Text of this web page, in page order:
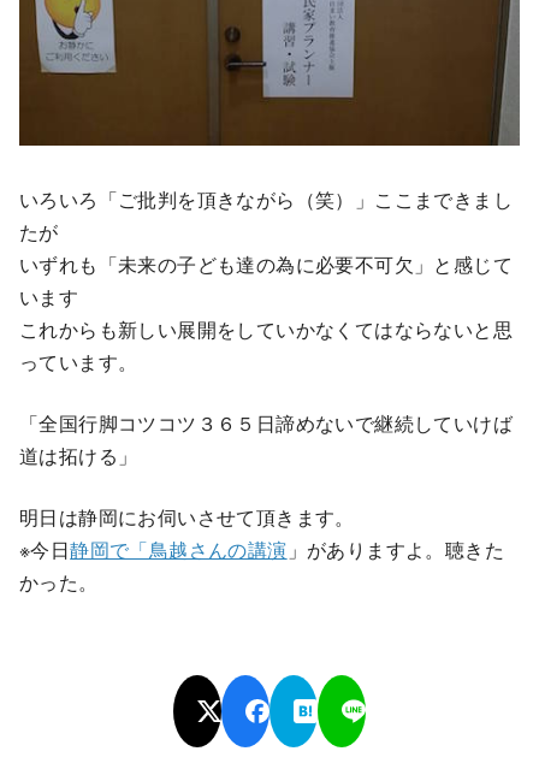
いろいろ「ご批判を頂きながら（笑）」ここまできまし
たが
いずれも「未来の子ども達の為に必要不可欠」と感じて
います
これからも新しい展開をしていかなくてはならないと思
っています。
「全国行脚コツコツ３６５日諦めないで継続していけば
道は拓ける」
明日は静岡にお伺いさせて頂きます。
※今日静岡で「鳥越さんの講演 」がありますよ。聴きた
かった。